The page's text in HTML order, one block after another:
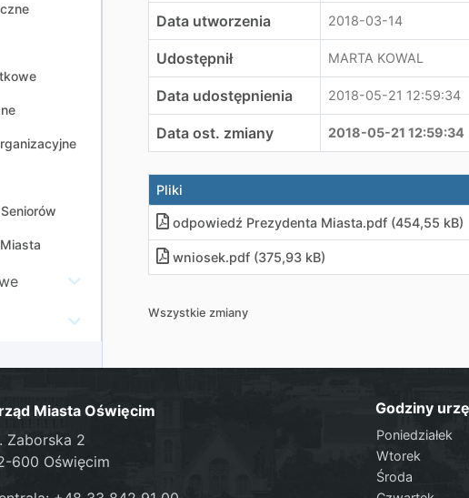
Data utworzenia 2018-03-14
Udostępnił MARTA KOWAL
Data udostępnienia 2018-05-21 12:59:34
Data ost. zmiany 2018-05-21 12:59:34
Pliki
odpowiedź Prezydenta Miasta.pdf (454,55 kB)
wniosek.pdf (375,93 kB)
Wszystkie zmiany
Miasta Oświęcim
Zaborska 2
600 Oświęcim
Godziny
Poniedziałek
Wtorek
Środa